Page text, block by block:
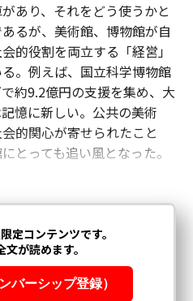
あり、それをどう使うかと
るが、美術館、博物館が自
的役割を両立する「経営」
。例えば、国立科学博物館
約9.2億円の支援を集め、大
憶に新しい。公共の美術
的関心が寄せられたこと
とっても追い風となった。